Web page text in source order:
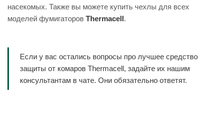
насекомых. Также вы можете купить чехлы для всех
моделей фумигаторов Thermacell.
Если у вас остались вопросы про лучшее средство
защиты от комаров Thermacell, задайте их нашим
консультантам в чате. Они обязательно ответят.